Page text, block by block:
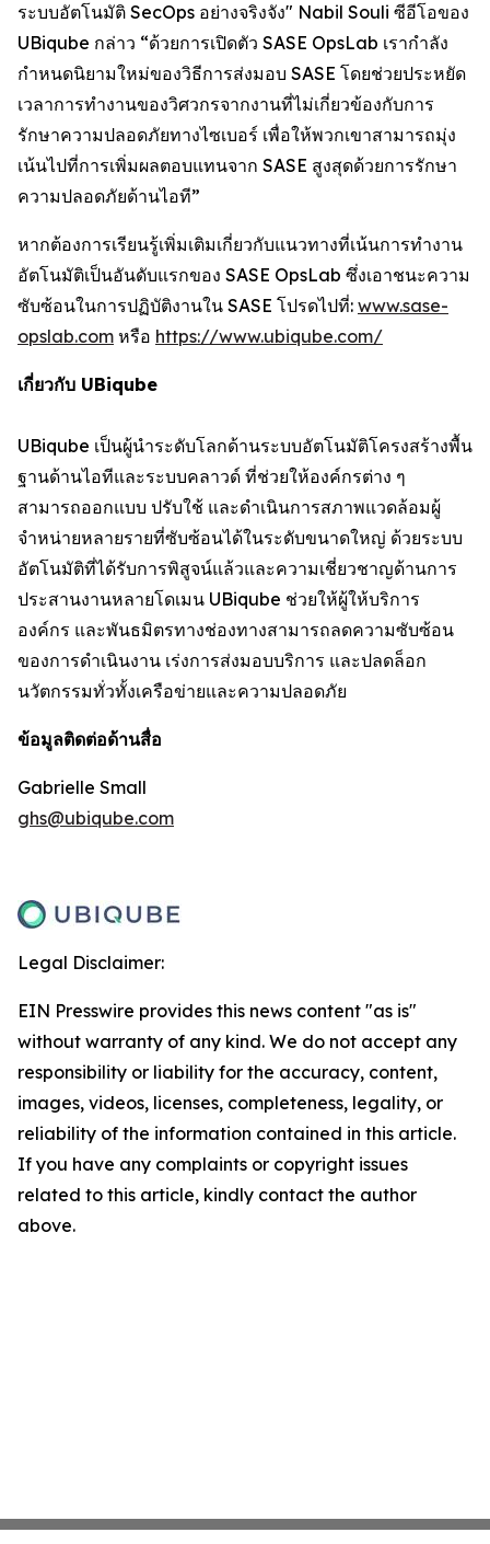
ระบบอัตโนมัติ SecOps อย่างจริงจัง" Nabil Souli ซีอีโอของ
UBiqube กล่าว “ด้วยการเปิดตัว SASE OpsLab เรากำลัง
กำหนดนิยามใหม่ของวิธีการส่งมอบ SASE โดยช่วยประหยัด
เวลาการทำงานของวิศวกรจากงานที่ไม่เกี่ยวข้องกับการ
รักษาความปลอดภัยทางไซเบอร์ เพื่อให้พวกเขาสามารถมุ่ง
เน้นไปที่การเพิ่มผลตอบแทนจาก SASE สูงสุดด้วยการรักษา
ความปลอดภัยด้านไอที”
หากต้องการเรียนรู้เพิ่มเติมเกี่ยวกับแนวทางที่เน้นการทำงาน
อัตโนมัติเป็นอันดับแรกของ SASE OpsLab ซึ่งเอาชนะความ
ซับซ้อนในการปฏิบัติงานใน SASE โปรดไปที่: www.sase-
opslab.com หรือ https://www.ubiqube.com/
เกี่ยวกับ UBiqube
UBiqube เป็นผู้นำระดับโลกด้านระบบอัตโนมัติโครงสร้างพื้น
ฐานด้านไอทีและระบบคลาวด์ ที่ช่วยให้องค์กรต่าง ๆ
สามารถออกแบบ ปรับใช้ และดำเนินการสภาพแวดล้อมผู้
จำหน่ายหลายรายที่ซับซ้อนได้ในระดับขนาดใหญ่ ด้วยระบบ
อัตโนมัติที่ได้รับการพิสูจน์แล้วและความเชี่ยวชาญด้านการ
ประสานงานหลายโดเมน UBiqube ช่วยให้ผู้ให้บริการ
องค์กร และพันธมิตรทางช่องทางสามารถลดความซับซ้อน
ของการดำเนินงาน เร่งการส่งมอบบริการ และปลดล็อก
นวัตกรรมทั่วทั้งเครือข่ายและความปลอดภัย
ข้อมูลติดต่อด้านสื่อ
Gabrielle Small
ghs@ubiqube.com
Legal Disclaimer:
EIN Presswire provides this news content "as is"
without warranty of any kind. We do not accept any
responsibility or liability for the accuracy, content,
images, videos, licenses, completeness, legality, or
reliability of the information contained in this article.
If you have any complaints or copyright issues
related to this article, kindly contact the author
above.